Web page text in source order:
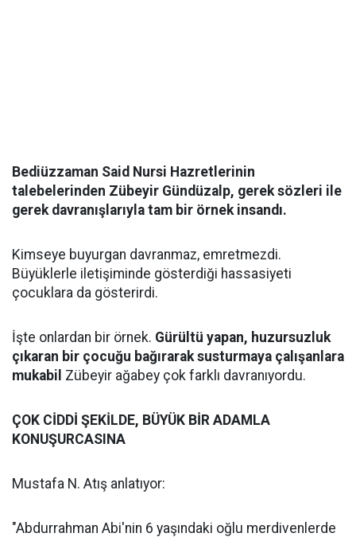
Bediüzzaman Said Nursi Hazretlerinin
talebelerinden Zübeyir Gündüzalp, gerek sözleri ile
gerek davranışlarıyla tam bir örnek insandı.
Kimseye buyurgan davranmaz, emretmezdi.
Büyüklerle iletişiminde gösterdiği hassasiyeti
çocuklara da gösterirdi.
İşte onlardan bir örnek. Gürültü yapan, huzursuzluk
çıkaran bir çocuğu bağırarak susturmaya çalışanlara
mukabil Zübeyir ağabey çok farklı davranıyordu.
ÇOK CİDDİ ŞEKİLDE, BÜYÜK BİR ADAMLA
KONUŞURCASINA
Mustafa N. Atış anlatıyor:
"Abdurrahman Abi'nin 6 yaşındaki oğlu merdivenlerde